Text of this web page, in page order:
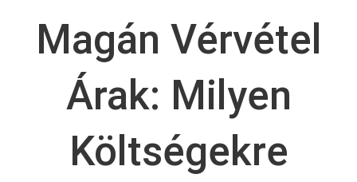
Magán Vérvétel
Árak: Milyen
Költségekre